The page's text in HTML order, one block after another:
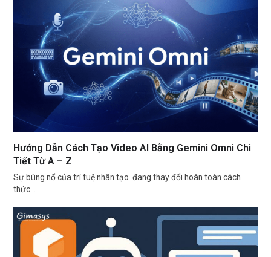
Hướng Dẫn Cách Tạo Video AI Bằng Gemini Omni Chi
Tiết Từ A – Z
Sự bùng nổ của trí tuệ nhân tạo đang thay đổi hoàn toàn cách
thức…